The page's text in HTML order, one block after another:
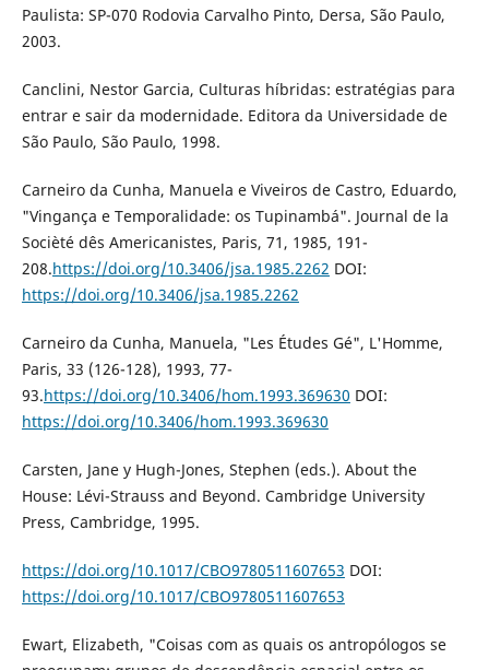
Paulista: SP-070 Rodovia Carvalho Pinto, Dersa, São Paulo,
2003.
Canclini, Nestor Garcia, Culturas híbridas: estratégias para
entrar e sair da modernidade. Editora da Universidade de
São Paulo, São Paulo, 1998.
Carneiro da Cunha, Manuela e Viveiros de Castro, Eduardo,
"Vingança e Temporalidade: os Tupinambá". Journal de la
Socièté dês Americanistes, Paris, 71, 1985, 191-
208.https://doi.org/10.3406/jsa.1985.2262 DOI:
https://doi.org/10.3406/jsa.1985.2262
Carneiro da Cunha, Manuela, "Les Études Gé", L'Homme,
Paris, 33 (126-128), 1993, 77-
93.https://doi.org/10.3406/hom.1993.369630 DOI:
https://doi.org/10.3406/hom.1993.369630
Carsten, Jane y Hugh-Jones, Stephen (eds.). About the
House: Lévi-Strauss and Beyond. Cambridge University
Press, Cambridge, 1995.
https://doi.org/10.1017/CBO9780511607653 DOI:
https://doi.org/10.1017/CBO9780511607653
Ewart, Elizabeth, "Coisas com as quais os antropólogos se